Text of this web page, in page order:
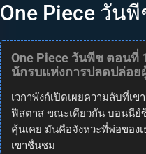
One Piece วัน
One Piece วันพีช ตอนที่
นักรบแห่งการปลดปล่อย
เวกาพังก์เปิดเผยความลับที่เข
ฟิสตาส ขณะเดียวกัน บอนนีย์
คุ้นเคย มันคือจังหวะที่พ่อของ
เขาชื่นชม